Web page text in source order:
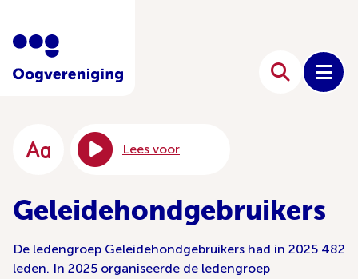
Lees voor
Geleidehondgebruikers
De ledengroep Geleidehondgebruikers had in 2025 482
leden. In 2025 organiseerde de ledengroep